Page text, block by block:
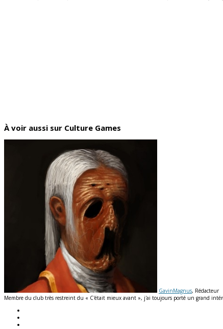
À voir aussi sur Culture Games
GavinMagnus, Rédacteur
Membre du club très restreint du « C'était mieux avant », j'ai toujours porté un grand